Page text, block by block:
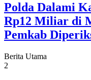
Polda Dalami
Rp12 Miliar di
Pemkab
Berita Utama
2